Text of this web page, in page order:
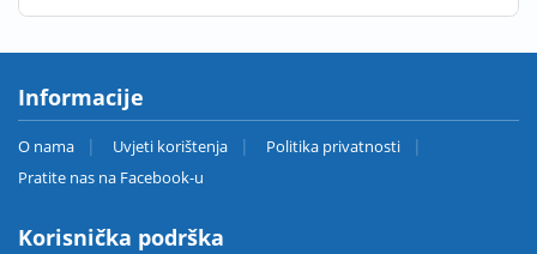
Informacije
O nama Uvjeti korištenja
Politika privatnosti
Pratite nas na Facebook-u
Korisnička podrška